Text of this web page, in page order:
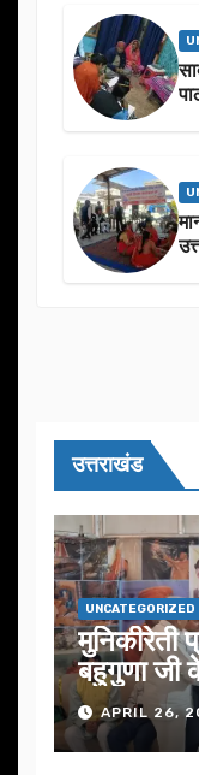
उत्तराखंड
UNCATEGORIZED
मुनिकीरेती
बहुगुणा जी
जोरAPRIL 26,